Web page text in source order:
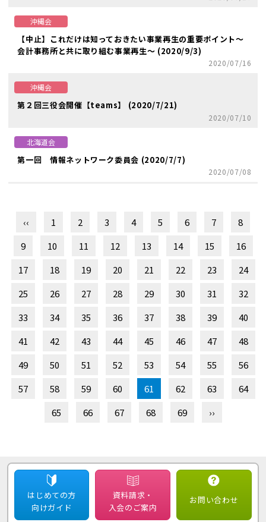
沖縄会
【中止】これだけは知っておきたい事業再生の重要ポイント～
会計事務所と共に取り組む事業再生～ (2020/9/3)
2020/07/16
沖縄会
第２回三役会開催【teams】 (2020/7/21)
2020/07/10
北海道会
第一回 情報ネットワーク委員会 (2020/7/7)
2020/07/08
‹‹ 1 2 3 4 5 6 7
8
9
10 11 12 13 14 15
16
17
18 19 20 21 22 23
24
25
26 27 28 29 30 31
32
33
34 35 36 37 38 39
40
41
42 43 44 45 46 47
48
49
50 51 52 53 54 55
56
57
58 59 60 61 62 63
64
65
66 67 68 69 ››
はじめての方
向けガイド
資料請求・
入会のご案内
お問い合わせ